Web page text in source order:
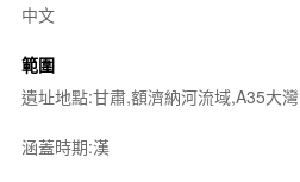
中文
範圍
遺址地點:甘肅,額濟納河流域,A35大灣
涵蓋時期:漢